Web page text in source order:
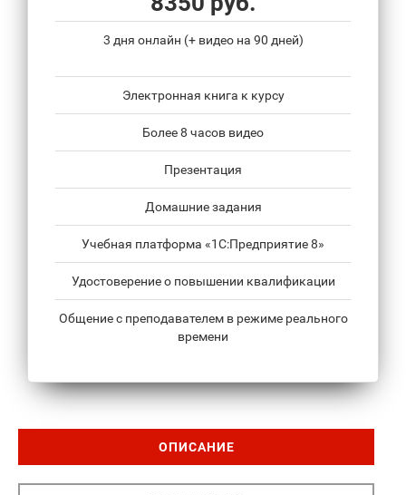
3 дня онлайн (+ видео на 90 дней)
Электронная книга к курсу
Более 8 часов видео
Презентация
Домашние задания
Учебная платформа «1С:Предприятие 8»
Удостоверение о повышении квалификации
Общение с преподавателем в режиме реального
времени
ОПИСАНИЕ